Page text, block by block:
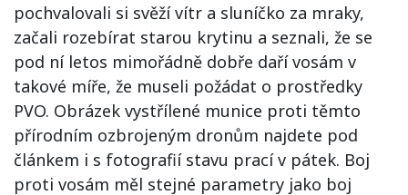
pochvalovali si svěží vítr a sluníčko za mraky,
začali rozebírat starou krytinu a seznali, že se
pod ní letos mimořádně dobře daří vosám v
takové míře, že museli požádat o prostředky
PVO. Obrázek vystřílené munice proti těmto
přírodním ozbrojeným dronům najdete pod
článkem i s fotografií stavu prací v pátek. Boj
proti vosám měl stejné parametry jako boj